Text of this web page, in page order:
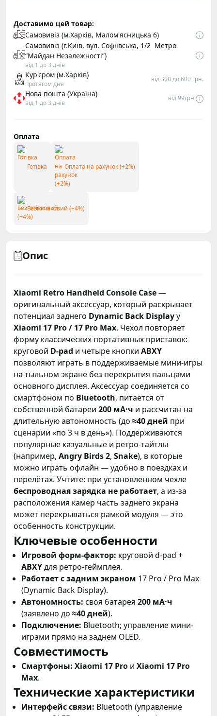
Доставимо цей товар:
Самовивіз (м.Харків, Малом'ясницька 6)
Самовивіз (г.Київ, вул. Софіївська, 1/2 Метро
“Майдан Незалежності”)
від 1 до 3 днів
Кур'єром (м.Харків)
протягом дня
від 300 до 600 грн.
Нова пошта (Україна)
від 1 до 3 днів
від 99грн.
Оплата
Готівка Оплата на рахунок (+2%)
Безготівковий (+4%)
Опис
Xiaomi Retro Handheld Console Case—
оригинальный аксессуар, который раскрывает
потенциал заднего Dynamic Back Displayу
Xiaomi 17 Pro / 17 Pro Max. Чехол повторяет
форму классических портативных приставок:
круговой D-pad и четыре кнопки ABXY
позволяют играть в поддерживаемые мини-игры
на тыльном экране без перекрытия пальцами
основного дисплея. Аксессуар соединяется со
смартфоном по Bluetooth, питается от
собственной батареи 200 мА·ч и рассчитан на
длительную автономность (до ≈40 дней при
сценарии «по 3 ч в день»). Поддерживаются
популярные казуальные и ретро-тайтлы
(например, Angry Birds 2, Snake), в которые
можно играть офлайн — удобно в поездках и
перелётах. Учтите: при установленном чехле
беспроводная зарядка не работает, а из-за
расположения камер часть заднего экрана
может перекрываться рамкой модуля — это
особенность конструкции.
Ключевые особенности
Игровой форм-фактор: круговой d-pad +
ABXYдля ретро-геймплея.
Работает с задним экраном 17 Pro / Pro Max
(Dynamic Back Display).
Автономность: своя батарея 200 мА·ч
(заявлено до ≈40 дней).
Подключение: Bluetooth; управление мини-
играми прямо на заднем OLED.
Совместимость
Смартфоны: Xiaomi 17 Pro и Xiaomi 17 Pro
Max.
Технические характеристики
Интерфейс связи: Bluetooth (управление